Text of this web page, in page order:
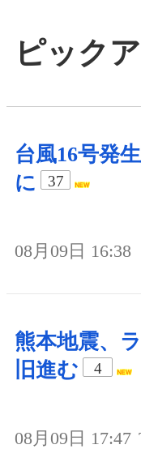
ピック
台風16号発
に
37
08月09日 16:38
熊本地震、
旧進む
4
08月09日 17:47